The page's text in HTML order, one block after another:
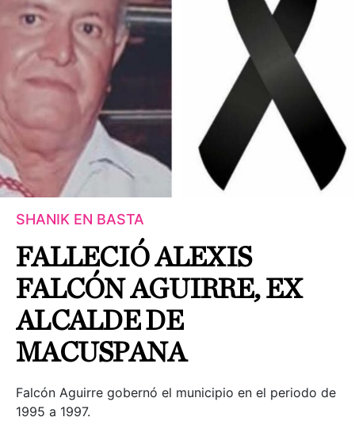
SHANIK EN BASTA
FALLECIÓ ALEXIS
FALCÓN AGUIRRE, EX
ALCALDE DE
MACUSPANA
Falcón Aguirre gobernó el municipio en el periodo de
1995 a 1997.